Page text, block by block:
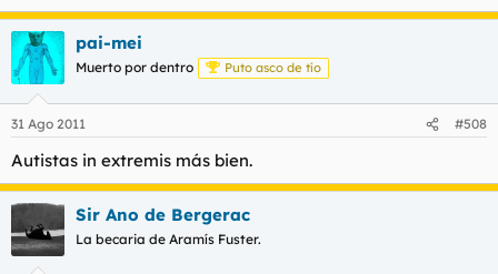
pai-mei
Muerto por dentro Puto asco de tío
31 Ago 2011 #508
Autistas in extremis más bien.
Sir Ano de Bergerac
La becaria de Aramís Fuster.